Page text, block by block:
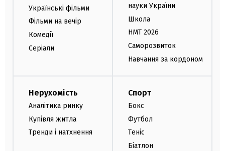
Українські фільми
Фільми на вечір
Комедії
Серіали
науки України
Школа
НМТ 2026
Саморозвиток
Навчання за кордоном
Нерухомість
Аналітика ринку
Купівля житла
Тренди і натхнення
Спорт
Бокс
Футбол
Теніс
Біатлон